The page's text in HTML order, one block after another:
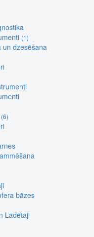
(1)
un dzesēšana
(6)
bāzes
Lādētāji